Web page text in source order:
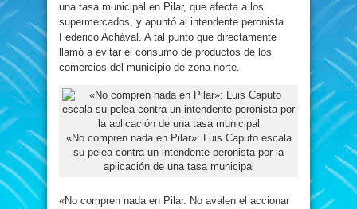
una tasa municipal en Pilar, que afecta a los
supermercados, y apuntó al intendente peronista
Federico Achával. A tal punto que directamente
llamó a evitar el consumo de productos de los
comercios del municipio de zona norte.
«No compren nada en Pilar»: Luis Caputo escala
su pelea contra un intendente peronista por la
aplicación de una tasa municipal
«No compren nada en Pilar. No avalen el accionar